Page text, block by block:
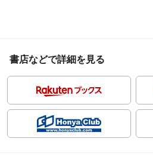
書店などで詳細を見る